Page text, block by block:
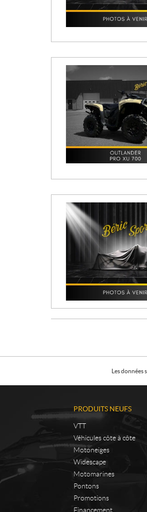
Les
PRODUITS NEUFS
VTT
Véhicules côte à côte
Motoneiges
Widescape
Motomarines
Pontons
Promotions
Financement